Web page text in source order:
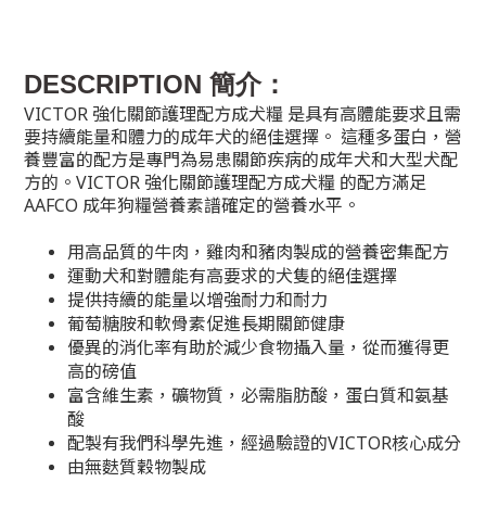
DESCRIPTION 簡介：
VICTOR 強化關節護理配方成犬糧 是具有高體能要求且需
要持續能量和體力的成年犬的絕佳選擇。 這種多蛋白，營
養豐富的配方是專門為易患關節疾病的成年犬和大型犬配
方的。 VICTOR 強化關節護理配方成犬糧 的配方滿足
AAFCO 成年狗糧營養素譜確定的營養水平。
用高品質的牛肉，雞肉和豬肉製成的營養密集配方
運動犬和對體能有高要求的犬隻的絕佳選擇
提供持續的能量以增強耐力和耐力
葡萄糖胺和軟骨素促進長期關節健康
優異的消化率有助於減少食物攝入量，從而獲得更
高的磅值
富含維生素，礦物質，必需脂肪酸，蛋白質和氨基
酸
配製有我們科學先進，經過驗證的VICTOR核心成分
由無麩質穀物製成